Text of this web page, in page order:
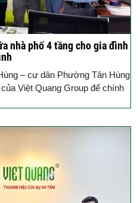
nhà phố 4 tầng cho gia đình
– cư dân Phường Tân Hùng
Việt Quang Group để chính